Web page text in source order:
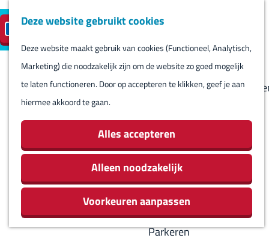
Deze website gebruikt cookies
Deze website maakt gebruik van cookies (Functioneel, Analytisch,
Marketing) die noodzakelijk zijn om de website zo goed mogelijk
te laten functioneren. Door op accepteren te klikken, geef je aan
hiermee akkoord te gaan.
Alles accepteren
Alleen noodzakelijk
Voorkeuren aanpassen
S
e
l
e
c
t
e
t
a
a
NL
M
e
n
u
Reserveren
a
c
k
Agenda
Winkels
Eten en drinken
Routes
Rondom Harlingen
Jachthaven De
Leeuwenbrug
Parkeren